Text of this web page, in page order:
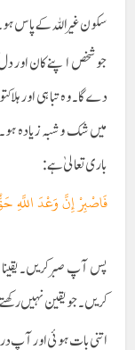
سکون غیر اللہ کے پاس
جو شخص اپنے کان اور
دے گا۔ وہ تباہی اور
میں شک وشبہ زیادہ
باری تعالیٰ ہے:
فَاصْبِرْ إِنَّ وَعْدَ اللَّهِ
پس آپ صبر کریں۔ یقینا
کریں۔ جو یقین نہیں
اتنی بات ہوئی اور آپ